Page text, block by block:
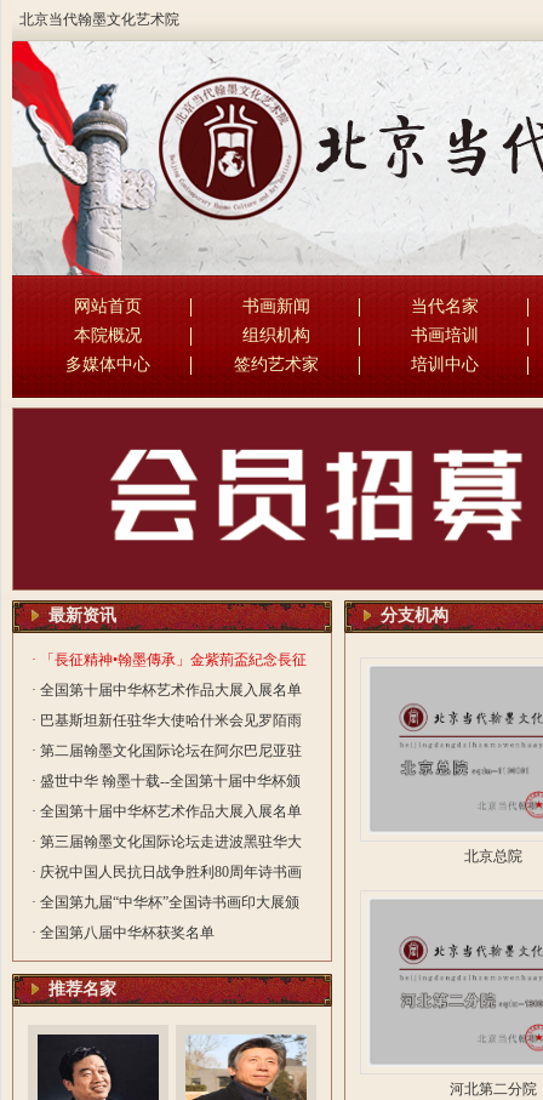
北京当代翰墨文化艺术院
网站首页 书画新闻
当代名家
本院概况
组织机构
书画培训
多媒体中心
签约艺术家 培训中心
最新资讯
· 「長征精神•翰墨傳承」金紫荊盃紀念長征
勝利90周年書法國際大賽活動
· 全国第十届中华杯艺术作品大展入展名单
· 巴基斯坦新任驻华大使哈什米会见罗陌雨
院长
· 第二届翰墨文化国际论坛在阿尔巴尼亚驻
华大使馆隆重举行
· 盛世中华 翰墨十载--全国第十届中华杯颁
奖典礼在深圳圆满落幕
· 全国第十届中华杯艺术作品大展入展名单
· 第三届翰墨文化国际论坛走进波黑驻华大
使馆 笔墨传情绘就中波文化交融新篇
· 庆祝中国人民抗日战争胜利80周年诗书画
印大展颁奖典在北京礼隆重举行
· 全国第九届“中华杯”全国诗书画印大展颁
奖典礼在杭州举行
· 全国第八届中华杯获奖名单
推荐名家
分支机构
北京总院
河北第二分院